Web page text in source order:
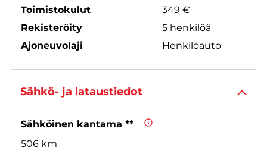
Toimistokulut
349 €
Rekisteröity
5 henkilöä
Ajoneuvolaji
Henkilöauto
Sähkö- ja lataustiedot
Sähköinen kantama **
506 km